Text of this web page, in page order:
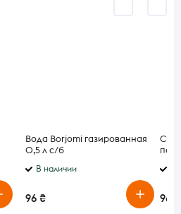
Вода Borjomi газированная
0,5 л с/б
В наличии
96 ₴ 96 ₴